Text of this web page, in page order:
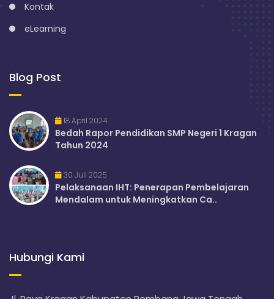
Kontak
eLearning
Blog Post
18 April 2024
Bedah Rapor Pendidikan SMP Negeri 1 Kragan
Tahun 2024
30 Juli 2025
Pelaksanaan IHT: Penerapan Pembelajaran
Mendalam untuk Meningkatkan Ca..
Hubungi Kami